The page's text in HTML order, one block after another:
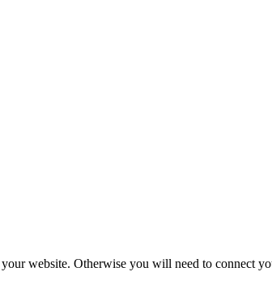
website. Otherwise you will need to connect